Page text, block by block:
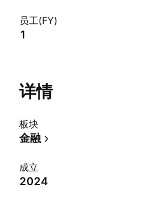
员工(FY)
1
详情
板块
金融
成立
2024